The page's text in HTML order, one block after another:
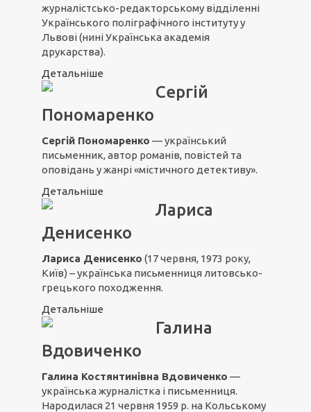
журналістсько-редакторському відділенні
Українського поліграфічного інституту у
Львові (нині Українська академія
друкарства).
Детальніше
Сергій
Пономаренко
Сергій Пономаренко — український
письменник, автор романів, повістей та
оповідань у жанрі «містичного детективу».
Детальніше
Лариса
Денисенко
Лариса Денисенко (17 червня, 1973 року,
Київ) – українська письменниця литовсько-
грецького походження.
Детальніше
Галина
Вдовиченко
Галина Костянтинівна Вдовиченко —
українська журналістка і письменниця.
Народилася 21 червня 1959 р. на Кольському